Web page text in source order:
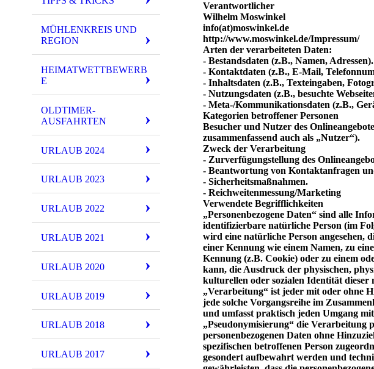
MÜHLENKREIS UND
REGION
HEIMATWETTBEWERB
E
OLDTIMER-
AUSFAHRTEN
URLAUB 2024
URLAUB 2023
URLAUB 2022
URLAUB 2021
URLAUB 2020
URLAUB 2019
URLAUB 2018
URLAUB 2017
Verantwortlicher
Wilhelm Moswinkel
info(at)moswinkel.de
http://www.moswinkel.de/Impressum/
Arten der verarbeiteten Daten:
- Bestandsdaten (z.B., Namen, Adressen).
- Kontaktdaten (z.B., E-Mail,
- Inhaltsdaten (z.B., Texteingaben,
- Nutzungsdaten (z.B., besuchte
- Meta-/Kommunikationsdaten (z.B.,
Kategorien betroffener Personen
Besucher und Nutzer des
zusammenfassend auch als „Nutzer“).
Zweck der Verarbeitung
- Zurverfügungstellung des
- Beantwortung von Kontaktanfragen
- Sicherheitsmaßnahmen.
- Reichweitenmessung/Marketing
Verwendete Begrifflichkeiten
„Personenbezogene Daten“ sind alle
identifizierbare natürliche Person (im
wird eine natürliche Person angesehen,
einer Kennung wie einem Namen, zu
Kennung (z.B. Cookie) oder zu einem
kann, die Ausdruck der physischen,
kulturellen oder sozialen Identität dieser
„Verarbeitung“ ist jeder mit oder ohne
jede solche Vorgangsreihe im
und umfasst praktisch jeden Umgang
„Pseudonymisierung“ die Verarbeitung
personenbezogenen Daten ohne
spezifischen betroffenen Person
gesondert aufbewahrt werden und